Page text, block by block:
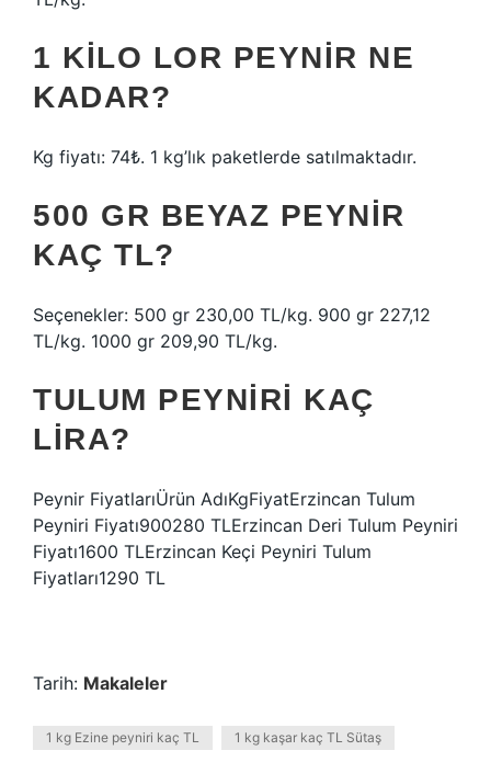
1 KILO LOR PEYNIR NE
KADAR?
Kg fiyatı: 74₺. 1 kg’lık paketlerde satılmaktadır.
500 GR BEYAZ PEYNIR
KAÇ TL?
Seçenekler: 500 gr 230,00 TL/kg. 900 gr 227,12
TL/kg. 1000 gr 209,90 TL/kg.
TULUM PEYNIRI KAÇ
LIRA?
Peynir FiyatlarıÜrün AdıKgFiyatErzincan Tulum
Peyniri Fiyatı900280 TLErzincan Deri Tulum Peyniri
Fiyatı1600 TLErzincan Keçi Peyniri Tulum
Fiyatları1290 TL
Tarih: Makaleler
1 kg Ezine peyniri kaç TL 1 kg kaşar kaç TL Sütaş